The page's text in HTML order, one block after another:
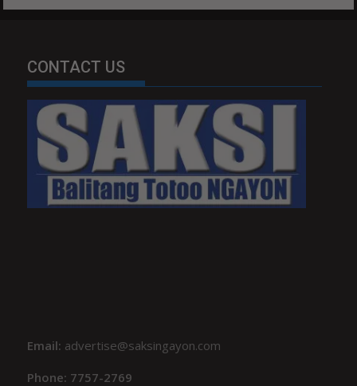
CONTACT US
Email: advertise@saksingayon.com
Phone: 7757-2769